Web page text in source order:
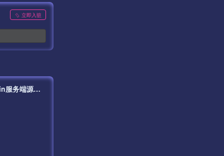
立即入驻
【传奇手游之云游复古】站长推荐三职业特色战神引擎传奇手游最新打包Win服务端源码视频架设教程-新版GM多功能网页授权物品后台-GM直冲网页后台-安卓苹果IOS双端版本！